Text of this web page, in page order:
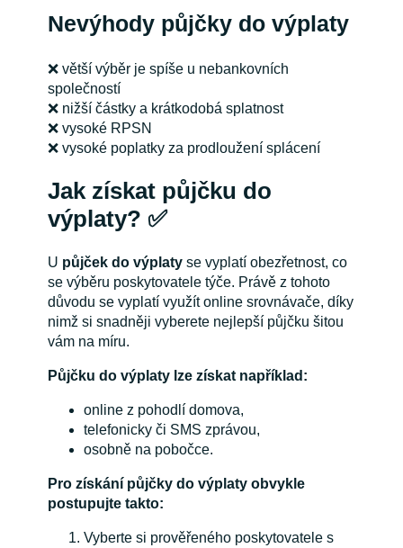
Nevýhody půjčky do výplaty
❌ větší výběr je spíše u nebankovních
společností
❌ nižší částky a krátkodobá splatnost
❌ vysoké RPSN
❌ vysoké poplatky za prodloužení splácení
Jak získat půjčku do
výplaty? ✅
U půjček do výplatyse vyplatí obezřetnost, co
se výběru poskytovatele týče. Právě z tohoto
důvodu se vyplatí využít online srovnávače, díky
nimž si snadněji vyberete nejlepší půjčku šitou
vám na míru.
Půjčku do výplaty lze získat například:
online z pohodlí domova,
telefonicky či SMS zprávou,
osobně na pobočce.
Pro získání půjčky do výplaty obvykle
postupujte takto:
Vyberte si prověřeného poskytovatele s